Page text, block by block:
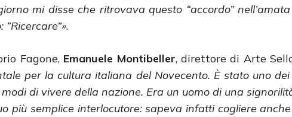
mi disse che ritrovava questo “accordo”
.
Fagone, Emanuele Montibeller, direttore di Arte
per la cultura italiana del Novecento. È stato uno
di vivere della nazione. Era un uomo di una
più semplice interlocutore: sapeva infatti cogliere